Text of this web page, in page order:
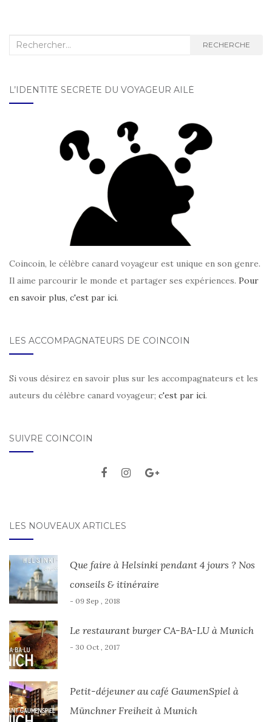
Recherche : RECHERCHE
L’IDENTITÉ SECRÈTE DU VOYAGEUR AILÉ
Coincoin, le célèbre canard voyageur est unique en son genre.
Il aime parcourir le monde et partager ses expériences. Pour
en savoir plus, c'est par ici.
LES ACCOMPAGNATEURS DE COINCOIN
Si vous désirez en savoir plus sur les accompagnateurs et les
auteurs du célèbre canard voyageur; c'est par ici.
SUIVRE COINCOIN
LES NOUVEAUX ARTICLES
Que faire à Helsinki pendant 4 jours ? Nos
conseils & itinéraire
- 09 Sep , 2018
Le restaurant burger CA-BA-LU à Munich
- 30 Oct , 2017
Petit-déjeuner au café GaumenSpiel à
Münchner Freiheit à Munich